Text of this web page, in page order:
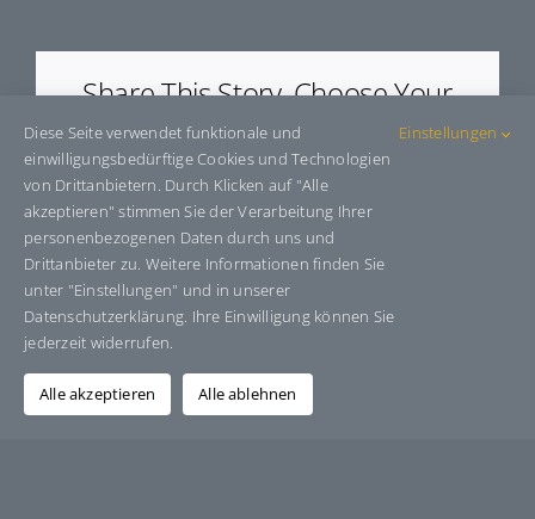
Share This Story, Choose Your
Platform!
Facebook Bluesky WhatsAppTelegram
E-
Mail
Über den Autor: Grafik-Design-Jutta-Sucker
Diese Seite verwendet funktionale und
einwilligungsbedürftige Cookies und Technologien
von Drittanbietern. Durch Klicken auf "Alle
akzeptieren" stimmen Sie der Verarbeitung Ihrer
personenbezogenen Daten durch uns und
Drittanbieter zu. Weitere Informationen finden Sie
unter "Einstellungen" und in unserer
Datenschutzerklärung. Ihre Einwilligung können Sie
jederzeit widerrufen.
Einstellungen
Alle akzeptieren Alle ablehnen